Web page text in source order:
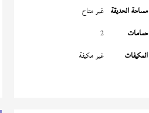
مساحة الحديقة غير متاح
حمامات
2
المكيفات
غير مكيفة